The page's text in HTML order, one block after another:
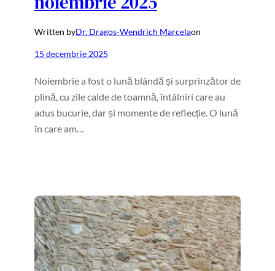
Written byDr. Dragos-Wendrich Marcelaon
15 decembrie 2025
Noiembrie a fost o lună blândă și surprinzător de
plină, cu zile calde de toamnă, întâlniri care au
adus bucurie, dar și momente de reflecție. O lună
în care am…